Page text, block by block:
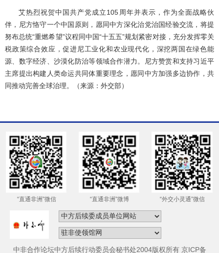
艾热烈祝贺中国共产党成立105周年并表示，作为全面战略伙
伴，尼方恪守一个中国原则，愿同中方深化治党治国经验交流，将提
努布总统“重燃希望”议程同中国“十五五”规划紧密对接，充分发挥零关
税政策综合效应，促进尼工业化和农业现代化，深挖两国在绿色能
源、数字经济、沙漠化防治等领域合作潜力。尼方赞赏和支持习近平
主席提出构建人类命运共同体重要理念，愿同中方加强多边协作，共
同推动完善全球治理。（来源：外交部）
“直通非洲”微信 “直通非洲”微博 “外交小灵通”微信
中非合作论坛中方后续行动委员会秘书处2004版权所有 京ICP备